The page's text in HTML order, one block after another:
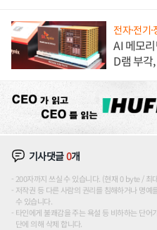
전자·전기
AI 메모
D램 부각
기사댓글0개
200자까지 쓰실 수 있습니다. (현재 0 byte / 최
저작권 등 다른 사람의 권리를 침해하거나 명
수 있습니다.
타인에게 불쾌감을 주는 욕설 등 비하하는 단
단에 의해 삭제 합니다.